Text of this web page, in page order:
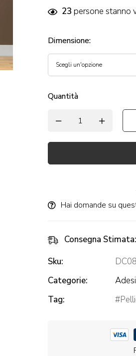
23 persone stanno
Dimensione:
Quantità
Hai domande su
Consegna Stimata:
Sku:
Categorie:
Tag: